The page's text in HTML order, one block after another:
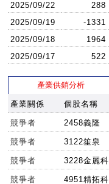
2025/09/22
288
2025/09/19
-1331
2025/09/18
1964
2025/09/17
522
產業供銷分析
產業關係 個股名稱
競爭者 2458義隆
競爭者 3122笙泉
競爭者 3228金麗科
競爭者 4951精拓科